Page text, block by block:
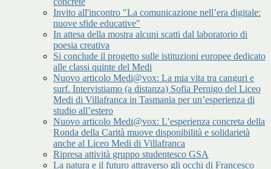
Invito all'incontro "La comunicazione nell’era digitale:
nuove sfide educative"
In attesa della mostra alcuni scatti dal laboratorio di
poesia creativa
Si conclude il progetto sulle istituzioni europee dedicato
alle classi quinte del Medi
Nuovo articolo Medi@vox: La mia vita tra canguri e
surf. Intervistiamo (a distanza) Sofia Pernigo del Liceo
Medi di Villafranca in Tasmania per un’esperienza di
studio all’estero
Nuovo articolo Medi@vox: L’esperienza concreta della
Ronda della Carità muove disponibilità e solidarietà
anche al Liceo Medi di Villafranca
Ripresa attività gruppo studentesco GSA
La natura e il futuro attraverso gli occhi di Francesco